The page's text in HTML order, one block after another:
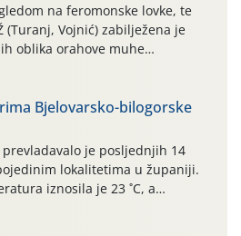
na feromonske lovke, te
(Turanj, Vojnić) zabilježena je
oblika orahove muhe
brojnost može se objasniti
mladim nasadima s vrlo malim
i s manjim brojem prezimjelih
na žutim ljepljivim Rebell
Bjelovarsko-bilogorske
je posljednjih 14
lokalitetima u županiji.
iznosila je 23 ˚C, a
dana dosezale do 35 ˚C.
loze (Plasmoparas